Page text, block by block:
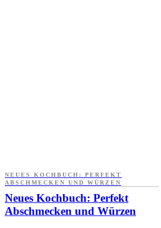
NEUES KOCHBUCH: PERFEKT
ABSCHMECKEN UND WÜRZEN
Neues Kochbuch: Perfekt
Abschmecken und Würzen